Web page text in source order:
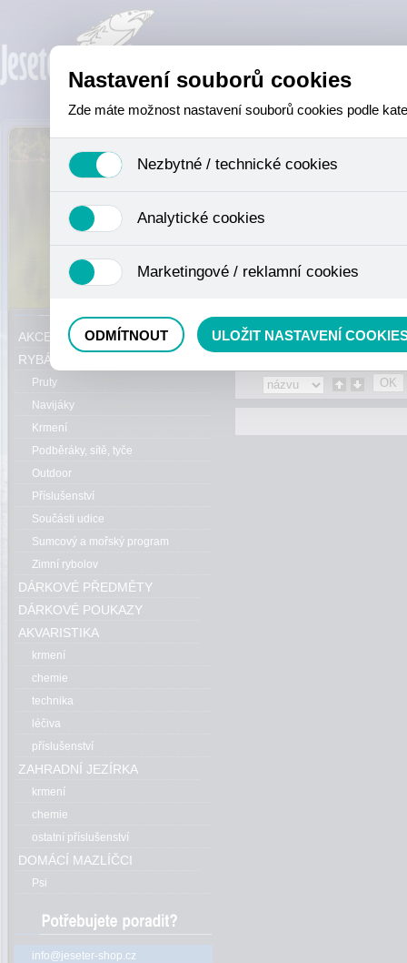
AKCE, SLEVY, VÝPRODEJ
RYBÁŘSKÝ SORTIMENT
Pruty
Navijáky
Krmení
Podběráky, sítě, tyče
Outdoor
Příslušenství
Součásti udice
Sumcový a mořský program
Zimní rybolov
DÁRKOVÉ PŘEDMĚTY
DÁRKOVÉ POUKAZY
AKVARISTIKA
krmení
chemie
technika
léčiva
příslušenství
ZAHRADNÍ JEZÍRKA
krmení
chemie
ostatní příslušenství
DOMÁCÍ MAZLÍČCI
Psi
info@jeseter-shop.cz
Nastavení souborů cookies
Zde máte možnost nastavení souborů cookies podle
Nezbytné / technické cookies
se mimo jiné k ukládání produktů v nákupním košíku,
není zapotřebí Váš souhlas a není možné jej ani odebrat.
Analytické cookies
nejedná o osobní údaje, protože anonymizované cookies
odkazy, prohlížené zboží apod.
Marketingové / reklamní cookies
ODMÍTNOUT ULOŽIT NASTAVENÍ